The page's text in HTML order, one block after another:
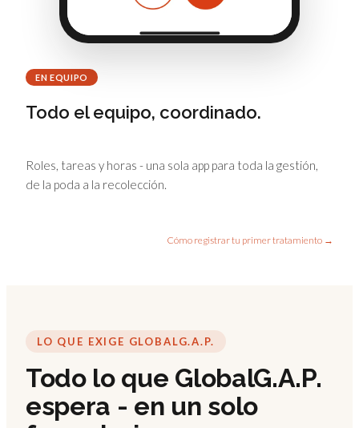
EN EQUIPO
Todo el equipo, coordinado.
Roles, tareas y horas - una sola app para toda la gestión,
de la poda a la recolección.
Cómo registrar tu primer tratamiento →
LO QUE EXIGE GLOBALG.A.P.
Todo lo que GlobalG.A.P.
espera - en un solo